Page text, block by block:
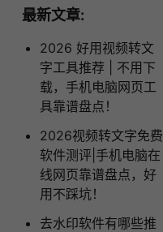
最新文章:
2026 好用视频转文
字工具推荐 | 不用下
载，手机电脑网页工
具靠谱盘点！
2026视频转文字免费
软件测评|手机电脑在
线网页靠谱盘点，好
用不踩坑！
去水印软件有哪些推